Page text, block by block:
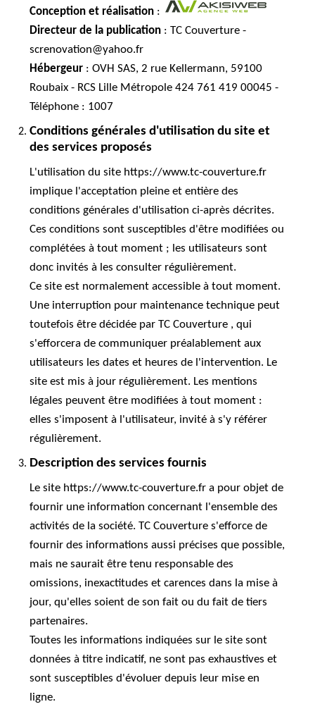
Conception et réalisation :
Directeur de la publication : TC Couverture -
screnovation@yahoo.fr
Hébergeur : OVH SAS, 2 rue Kellermann, 59100
Roubaix - RCS Lille Métropole 424 761 419 00045 -
Téléphone : 1007
Conditions générales d'utilisation du site et
des services proposés
L'utilisation du site https://www.tc-couverture.fr
implique l'acceptation pleine et entière des
conditions générales d'utilisation ci-après décrites.
Ces conditions sont susceptibles d'être modifiées ou
complétées à tout moment ; les utilisateurs sont
donc invités à les consulter régulièrement.
Ce site est normalement accessible à tout moment.
Une interruption pour maintenance technique peut
toutefois être décidée par TC Couverture , qui
s'efforcera de communiquer préalablement aux
utilisateurs les dates et heures de l'intervention. Le
site est mis à jour régulièrement. Les mentions
légales peuvent être modifiées à tout moment :
elles s'imposent à l'utilisateur, invité à s'y référer
régulièrement.
Description des services fournis
Le site https://www.tc-couverture.fr a pour objet de
fournir une information concernant l'ensemble des
activités de la société. TC Couverture s'efforce de
fournir des informations aussi précises que possible,
mais ne saurait être tenu responsable des
omissions, inexactitudes et carences dans la mise à
jour, qu'elles soient de son fait ou du fait de tiers
partenaires.
Toutes les informations indiquées sur le site sont
données à titre indicatif, ne sont pas exhaustives et
sont susceptibles d'évoluer depuis leur mise en
ligne.